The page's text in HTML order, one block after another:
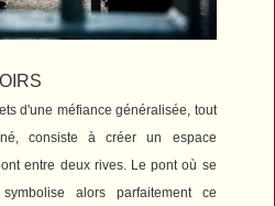
d'une méfiance généralisée, tout
consiste à créer un espace
entre deux rives. Le pont où se
alors parfaitement ce